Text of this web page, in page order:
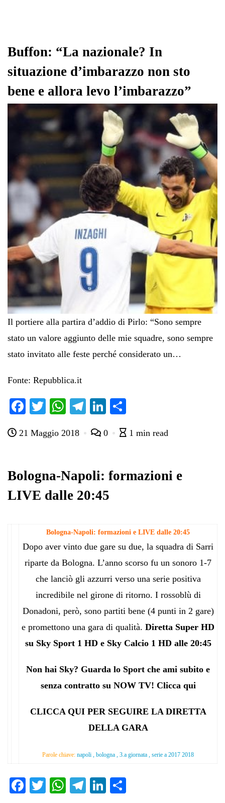
Buffon: “La nazionale? In
situazione d’imbarazzo non sto
bene e allora levo l’imbarazzo”
Il portiere alla partira d’addio di Pirlo: “Sono sempre
stato un valore aggiunto delle mie squadre, sono sempre
stato invitato alle feste perché considerato un…
Fonte: Repubblica.it
Fa
bo
T
tte
W
ts
pp
Te
gr
m
Li
ed di
di
21 Maggio 2018 0 1 min read
Bologna-Napoli: formazioni e
LIVE dalle 20:45
Bologna-Napoli: formazioni e LIVE dalle 20:45
Dopo aver vinto due gare su due, la squadra di Sarri
riparte da Bologna. L’anno scorso fu un sonoro 1-7
che lanciò gli azzurri verso una serie positiva
incredibile nel girone di ritorno. I rossoblù di
Donadoni, però, sono partiti bene (4 punti in 2 gare)
e promettono una gara di qualità. Diretta Super HD
su Sky Sport 1 HD e Sky Calcio 1 HD alle 20:45
Non hai Sky? Guarda lo Sport che ami subito e
senza contratto su NOW TV! Clicca qui
CLICCA QUI PER SEGUIRE LA DIRETTA
DELLA GARA
Parole chiave: napoli , bologna , 3.a giornata , serie a 2017 2018
Fa T
W
Te
Li